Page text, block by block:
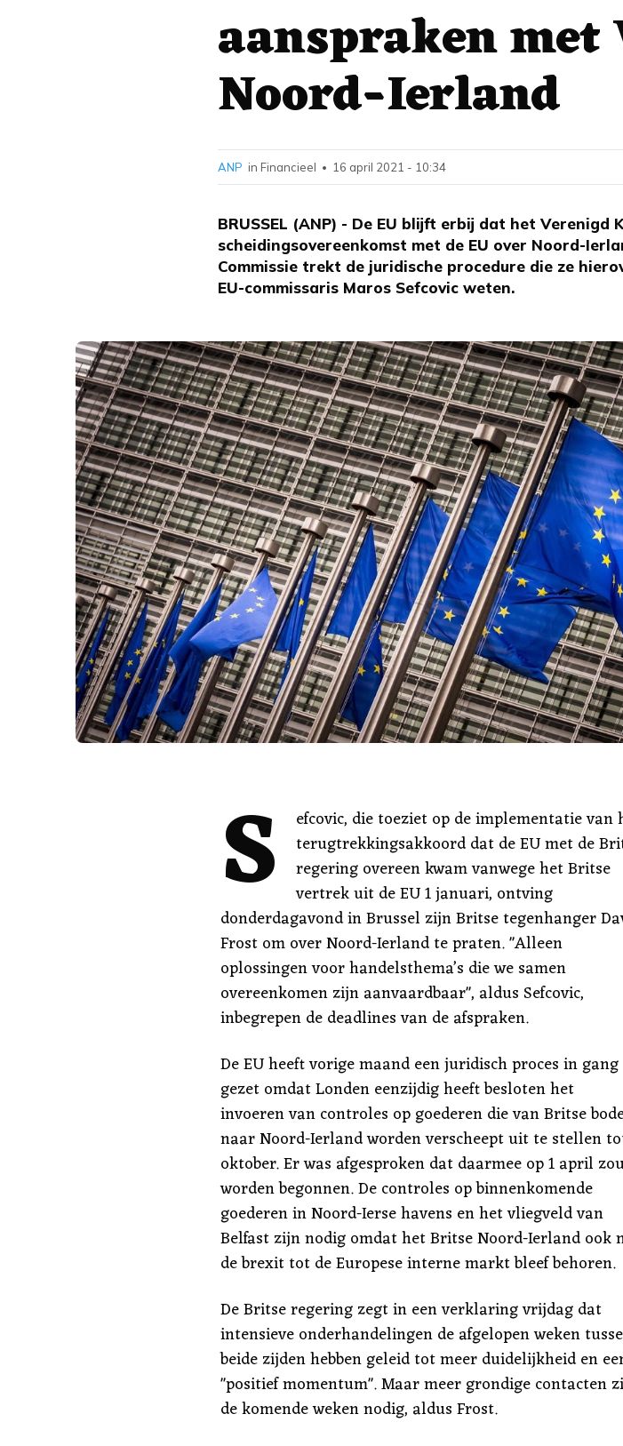
aanspraken met
Noord-Ierland
BRUSSEL (ANP) - De EU blijft erbij dat het
scheidingsovereenkomst met de EU over Noord-
Commissie trekt de juridische procedure die ze
EU-commissaris Maros Sefcovic weten.
ANP in Financieel • 16 april 2021 - 10:34
S
efcovic, die toeziet op de implementatie van
terugtrekkingsakkoord dat de EU met de
regering overeen kwam vanwege het Britse
vertrek uit de EU 1 januari, ontving
donderdagavond in Brussel zijn Britse tegenhanger
Frost om over Noord-Ierland te praten. "Alleen
oplossingen voor handelsthema’s die we samen
overeenkomen zijn aanvaardbaar", aldus Sefcovic,
inbegrepen de deadlines van de afspraken.
De EU heeft vorige maand een juridisch proces in gang
gezet omdat Londen eenzijdig heeft besloten het
invoeren van controles op goederen die van Britse
naar Noord-Ierland worden verscheept uit te stellen
oktober. Er was afgesproken dat daarmee op 1 april
worden begonnen. De controles op binnenkomende
goederen in Noord-Ierse havens en het vliegveld van
Belfast zijn nodig omdat het Britse Noord-Ierland ook
de brexit tot de Europese interne markt bleef behoren.
De Britse regering zegt in een verklaring vrijdag dat
intensieve onderhandelingen de afgelopen weken
beide zijden hebben geleid tot meer duidelijkheid en
"positief momentum". Maar meer grondige contacten
de komende weken nodig, aldus Frost.